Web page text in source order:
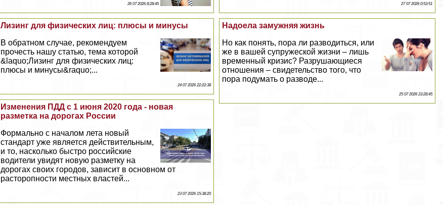
27 07 2026 0:53:51
26 07 2026 8:28:45
Надоела замужняя жизнь
Но как понять, пора ли разводиться, или
же в вашей супружеской жизни – лишь
временный кризис? Разрушающиеся
отношения – свидетельство того, что
пора подумать о разводе...
25 07 2026 23:28:45
Лизинг для физических лиц: плюсы и минусы
В обратном случае, рекомендуем
прочесть нашу статью, тема которой
&laquo;Лизинг для физических лиц:
плюсы и минусы&raquo;...
24 07 2026 22:22:38
Изменения ПДД с 1 июня 2020 года - новая
разметка на дорогах России
Формально с началом лета новый
стандарт уже является действительным,
и то, насколько быстро российские
водители увидят новую разметку на
дорогах своих городов, зависит в основном от
расторопности местных властей...
23 07 2026 15:38:20